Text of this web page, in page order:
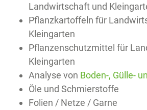
Landwirtschaft und
Pflanzkartoffeln für
Kleingarten
Pflanzenschutzmittel für
Kleingarten
Analyse von Boden-, Gülle-
Öle und Schmierstoffe
Folien / Netze / Garne